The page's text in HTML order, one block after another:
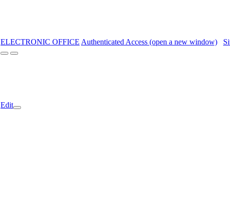
ELECTRONIC OFFICE Authenticated Access (open a new window)
Edit